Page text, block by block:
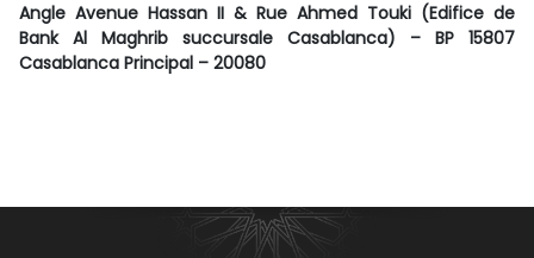
Angle Avenue Hassan II & Rue Ahmed Touki (Edifice de
Bank Al Maghrib succursale Casablanca) – BP 15807
Casablanca Principal – 20080